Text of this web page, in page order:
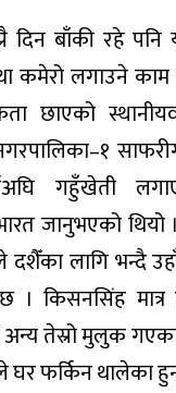
बाँकी रहे पनि
कमेरो लगाउने
छाएको
गहुँखेती
जानुभएको थियो
दशैँका लागि भन्दै
किसनसिंह मात्र
तेस्रो मुलुक
घर फर्किन थालेका